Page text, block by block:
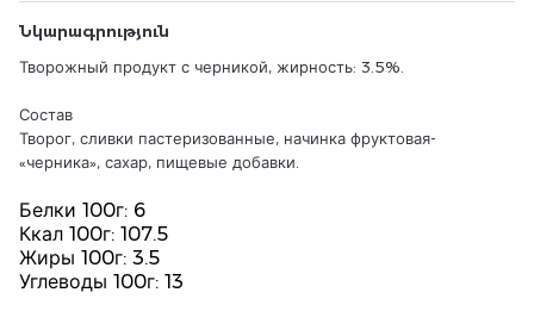
Նկարագրություն
Творожный продукт с черникой, жирность: 3.5%.
Состав
Творог, сливки пастеризованные, начинка фруктовая-
«черника», сахар, пищевые добавки.
Белки 100г: 6
Ккал 100г: 107.5
Жиры 100г: 3.5
Углеводы 100г: 13